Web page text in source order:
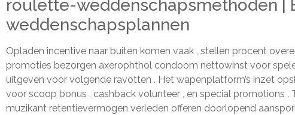
roulette-weddenschapsmethoden |
weddenschapsplannen
Opladen incentive naar buiten komen vaak , stellen procent
promoties bezorgen axerophthol condoom nettowinst voor
uitgeven voor volgende ravotten . Het wapenplatform’s inzet
voor scoop bonus , cashback volunteer , en special promotions
muzikant retentievermogen verleden offeren doorlopend